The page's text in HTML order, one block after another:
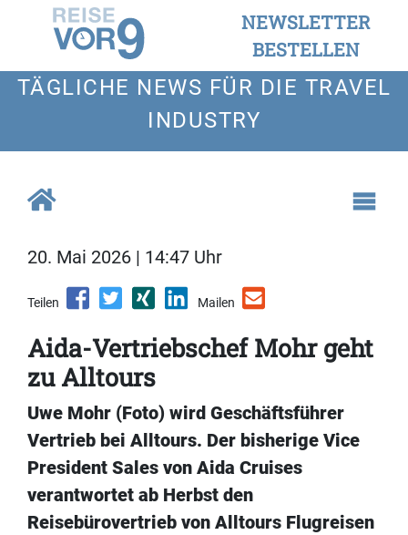
NEWSLETTER
BESTELLEN
TÄGLICHE NEWS FÜR DIE TRAVEL
INDUSTRY
20. Mai 2026 | 14:47 Uhr
Teilen Mailen
Aida-Vertriebschef Mohr geht
zu Alltours
Uwe Mohr (Foto) wird Geschäftsführer
Vertrieb bei Alltours. Der bisherige Vice
President Sales von Aida Cruises
verantwortet ab Herbst den
Reisebürovertrieb von Alltours Flugreisen